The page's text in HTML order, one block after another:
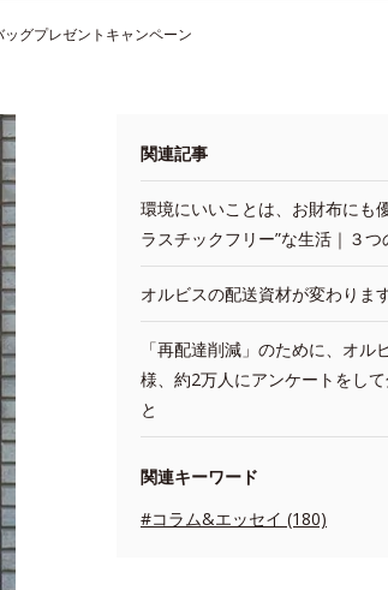
グプレゼントキャンペーン
関連記事
環境にいいことは、お財布にも
ラスチックフリー”な生活｜３つ
オルビスの配送資材が変わりま
「再配達削減」のために、オル
様、約2万人にアンケートをし
と
関連キーワード
#コラム&エッセイ (180)